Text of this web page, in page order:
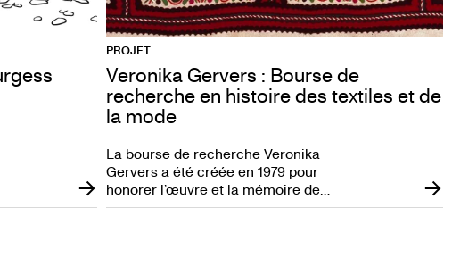
PROJET
Veronika Gervers : Bourse de
recherche en histoire des textiles et de
la mode
La bourse de recherche Veronika
Gervers a été créée en 1979 pour
honorer l’œuvre et la mémoire de
Veronika Gervers, une pionnière de la